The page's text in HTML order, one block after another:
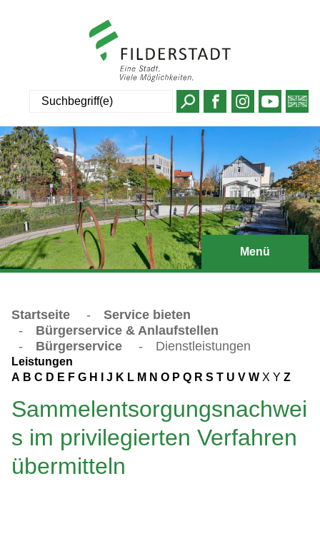
Menü
Startseite -
Service bieten
-
Bürgerservice & Anlaufstellen
-
Bürgerservice - Dienstleistungen
Leistungen
A B C D E F G H J K L M N O P Q R S T U V W X Y Z
Sammelentsorgungsnachwei
s im privilegierten Verfahren
übermitteln